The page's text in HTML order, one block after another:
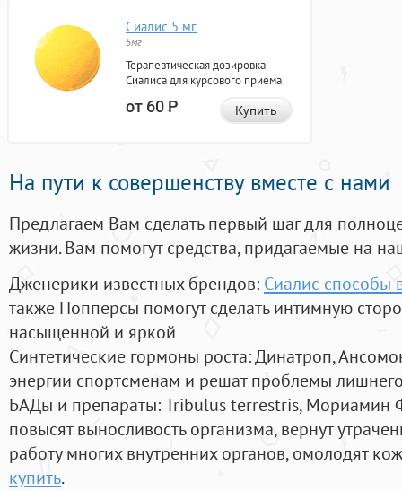
Сиалис 5 мг
5мг
Терапевтическая дозировка
Сиалиса для курсового приема
от 60Р Купить
На пути к совершенству вместе с нами
Предлагаем Вам сделать первый шаг для
жизни. Вам помогут средства, придагаемые на
Дженерики известных брендов: Сиалис способы
также Попперсы помогут сделать интимную
насыщенной и яркой
Синтетические гормоны роста: Динатроп,
энергии спортсменам и решат проблемы
БАДы и препараты:Tribulus terrestris, Мориамин
повысят выносливость организма, вернут
работу многих внутренних органов, омолодят
купить.